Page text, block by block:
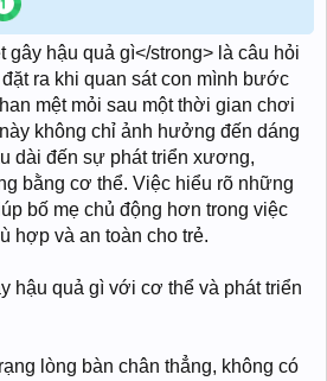
gây hậu quả gì</strong> là câu hỏi
ra khi quan sát con mình bước
mệt mỏi sau một thời gian chơi
không chỉ ảnh hưởng đến dáng
dài đến sự phát triển xương,
bằng cơ thể. Việc hiểu rõ những
bố mẹ chủ động hơn trong việc
hợp và an toàn cho trẻ.
hậu quả gì với cơ thể và phát triển
lòng bàn chân thẳng, không có